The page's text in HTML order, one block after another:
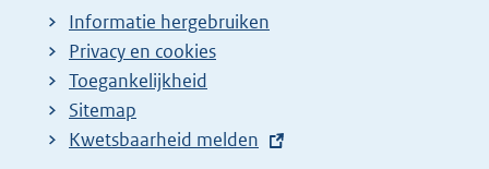
Informatie hergebruiken
Privacy en cookies
Toegankelijkheid
Sitemap
E
Kwetsbaarheid melden